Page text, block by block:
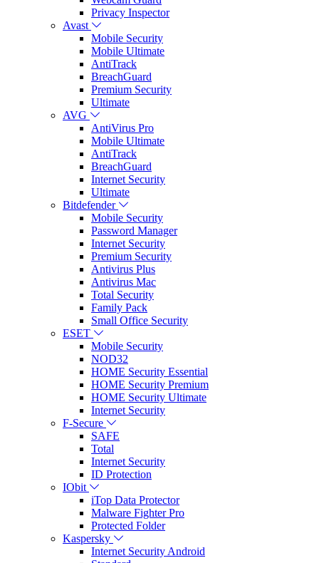
Privacy Inspector
Avast
Mobile Security
Mobile Ultimate
AntiTrack
BreachGuard
Premium Security
Ultimate
AVG
AntiVirus Pro
Mobile Ultimate
AntiTrack
BreachGuard
Internet Security
Ultimate
Bitdefender
Mobile Security
Password Manager
Internet Security
Premium Security
Antivirus Plus
Antivirus Mac
Total Security
Family Pack
Small Office Security
ESET
Mobile Security
NOD32
HOME Security Essential
HOME Security Premium
HOME Security Ultimate
Internet Security
F-Secure
SAFE
Total
Internet Security
ID Protection
IObit
iTop Data Protector
Malware Fighter Pro
Protected Folder
Kaspersky
Internet Security Android